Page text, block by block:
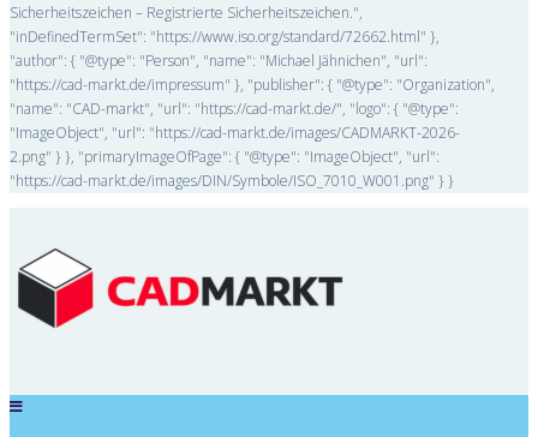
Sicherheitszeichen – Registrierte Sicherheitszeichen.",
"inDefinedTermSet": "https://www.iso.org/standard/72662.html" },
"author": { "@type": "Person", "name": "Michael Jähnichen", "url":
"https://cad-markt.de/impressum" }, "publisher": { "@type": "Organization",
"name": "CAD-markt", "url": "https://cad-markt.de/", "logo": { "@type":
"ImageObject", "url": "https://cad-markt.de/images/CADMARKT-2026-
2.png" } }, "primaryImageOfPage": { "@type": "ImageObject", "url":
"https://cad-markt.de/images/DIN/Symbole/ISO_7010_W001.png" } }